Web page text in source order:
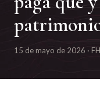
15 de mayo de 2026 ·